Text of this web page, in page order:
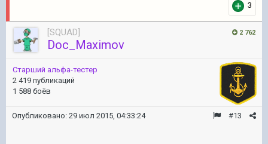
3
2 762
[SQUAD]
Doc_Maximov
Старший альфа-тестер
2 419 публикаций
1 588 боёв
#13
Опубликовано: 29 июл 2015, 04:33:24